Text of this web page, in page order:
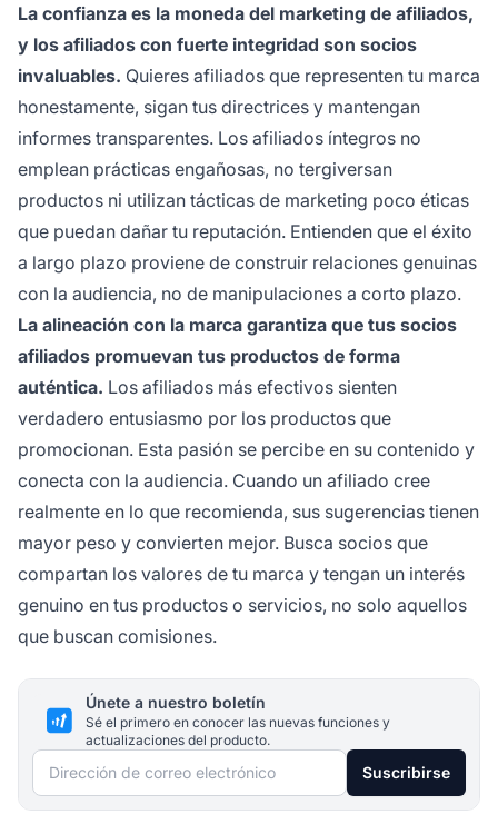
La confianza es la moneda del marketing de afiliados,
y los afiliados con fuerte integridad son socios
invaluables. Quieres afiliados que representen tu marca
honestamente, sigan tus directrices y mantengan
informes transparentes. Los afiliados íntegros no
emplean prácticas engañosas, no tergiversan
productos ni utilizan tácticas de marketing poco éticas
que puedan dañar tu reputación. Entienden que el éxito
a largo plazo proviene de construir relaciones genuinas
con la audiencia, no de manipulaciones a corto plazo.
La alineación con la marca garantiza que tus socios
afiliados promuevan tus productos de forma
auténtica. Los afiliados más efectivos sienten
verdadero entusiasmo por los productos que
promocionan. Esta pasión se percibe en su contenido y
conecta con la audiencia. Cuando un afiliado cree
realmente en lo que recomienda, sus sugerencias tienen
mayor peso y convierten mejor. Busca socios que
compartan los valores de tu marca y tengan un interés
genuino en tus productos o servicios, no solo aquellos
que buscan comisiones.
Únete a nuestro boletín
Sé el primero en conocer las nuevas funciones y
actualizaciones del producto.
Dirección de correo electrónico Suscribirse